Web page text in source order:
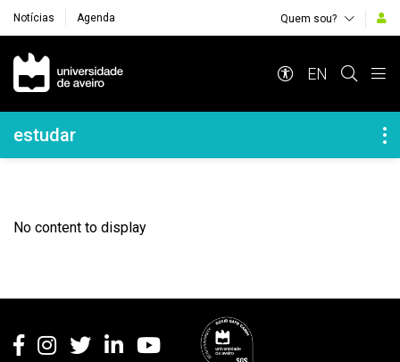
Notícias Agenda Quem sou?
Navegação Principal
EN
Navegação Lateral
estudar
No content to display